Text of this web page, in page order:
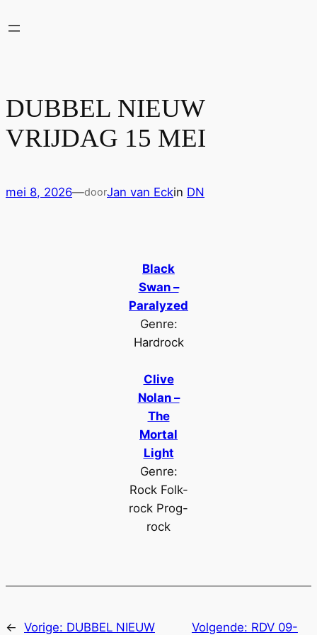
naar
DUBBEL NIEUW
VRIJDAG 15 MEI
mei 8, 2026—doorJan van Eckin DN
Black
Swan –
Paralyzed
Genre:
Hardrock
Clive
Nolan –
The
Mortal
Light
Genre:
Rock Folk-
rock Prog-
rock
← Vorige: DUBBEL NIEUW Volgende: RDV 09-